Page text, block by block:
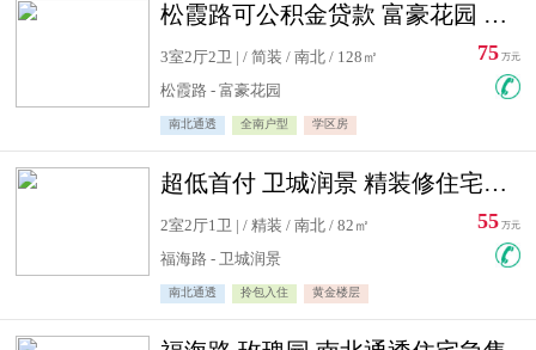
松霞路可公积金贷款 富豪花园 复式住宅急售送小棚
3室2厅2卫 | / 简装 / 南北 / 128㎡
松霞路 - 富豪花园
南北通透 全南户型 学区房
75 万元
超低首付 卫城润景 精装修住宅急售 可公积金贷款
2室2厅1卫 | / 精装 / 南北 / 82㎡
福海路 - 卫城润景
南北通透 拎包入住 黄金楼层
55 万元